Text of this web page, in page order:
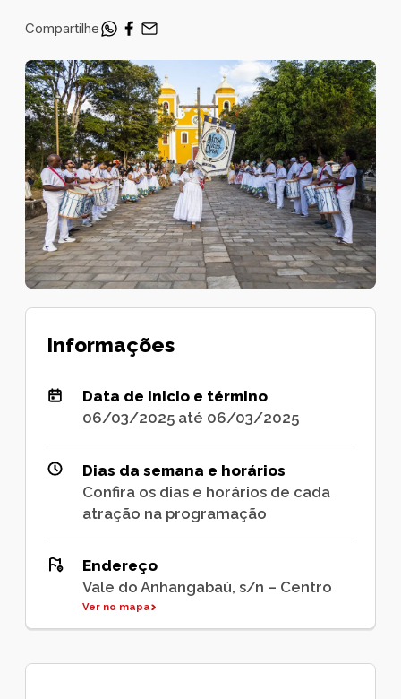
Compartilhe
Informações
Data de inicio e término
06/03/2025 até 06/03/2025
Dias da semana e horários
Confira os dias e horários de cada
atração na programação
Endereço
Vale do Anhangabaú, s/n – Centro
Ver no mapa